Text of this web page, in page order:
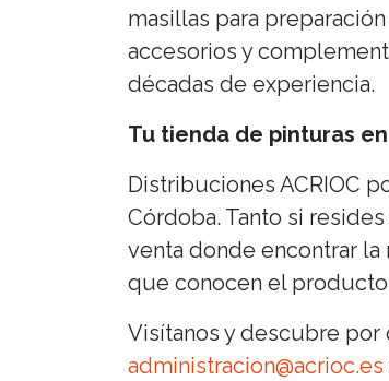
masillas para
accesorios y
décadas de experiencia.
Tu tienda de pinturas
Distribuciones ACRIOC
Córdoba. Tanto si
venta donde encontrar
que conocen el
Visítanos y descubre
administracion@acrioc.es